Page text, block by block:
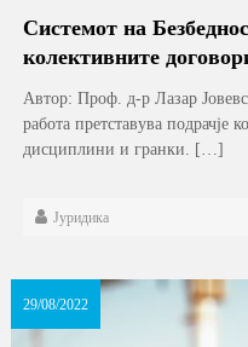
Системот на
колективните
Автор: Проф. д-р Лазар
работа претставува подрачје
дисциплини и гранки. […]
Јуридика
29/08/2022